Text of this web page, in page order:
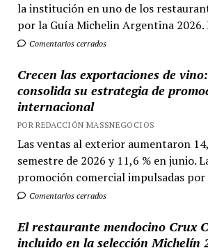
la institución en uno de los
por la Guía Michelin Argentina 2026.
Comentarios cerrados
Crecen las exportaciones de
consolida su estrategia de
internacional
POR REDACCIÓN MASSNEGOCIOS
Las ventas al exterior aumentaron
semestre de 2026 y 11,6 % en junio.
promoción comercial impulsadas por
Comentarios cerrados
El restaurante mendocino Crux
incluido en la selección Michelín